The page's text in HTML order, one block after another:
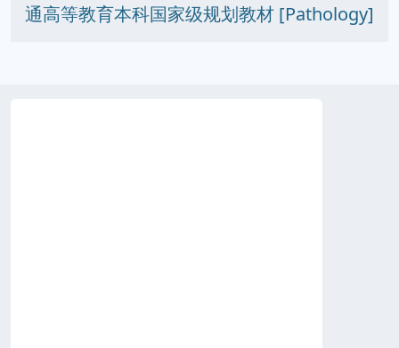
通高等教育本科国家级规划教材 [Pathology]